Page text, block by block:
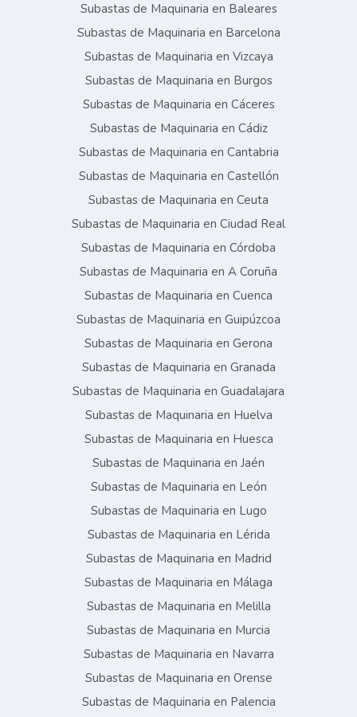
Subastas de Maquinaria en Baleares
Subastas de Maquinaria en Barcelona
Subastas de Maquinaria en Vizcaya
Subastas de Maquinaria en Burgos
Subastas de Maquinaria en Cáceres
Subastas de Maquinaria en Cádiz
Subastas de Maquinaria en Cantabria
Subastas de Maquinaria en Castellón
Subastas de Maquinaria en Ceuta
Subastas de Maquinaria en Ciudad Real
Subastas de Maquinaria en Córdoba
Subastas de Maquinaria en A Coruña
Subastas de Maquinaria en Cuenca
Subastas de Maquinaria en Guipúzcoa
Subastas de Maquinaria en Gerona
Subastas de Maquinaria en Granada
Subastas de Maquinaria en Guadalajara
Subastas de Maquinaria en Huelva
Subastas de Maquinaria en Huesca
Subastas de Maquinaria en Jaén
Subastas de Maquinaria en León
Subastas de Maquinaria en Lugo
Subastas de Maquinaria en Lérida
Subastas de Maquinaria en Madrid
Subastas de Maquinaria en Málaga
Subastas de Maquinaria en Melilla
Subastas de Maquinaria en Murcia
Subastas de Maquinaria en Navarra
Subastas de Maquinaria en Orense
Subastas de Maquinaria en Palencia